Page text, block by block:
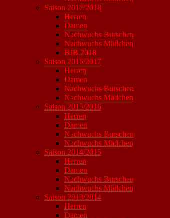
Saison 2017/2018
Herren
Damen
Nachwuchs Burschen
Nachwuchs Mädchen
BJB 2018
Saison 2016/2017
Herren
Damen
Nachwuchs Burschen
Nachwuchs Mädchen
Saison 2015/2016
Herren
Damen
Nachwuchs Burschen
Nachwuchs Mädchen
Saison 2014/2015
Herren
Damen
Nachwuchs Burschen
Nachwuchs Mädchen
Saison 2013/2014
Herren
Damen